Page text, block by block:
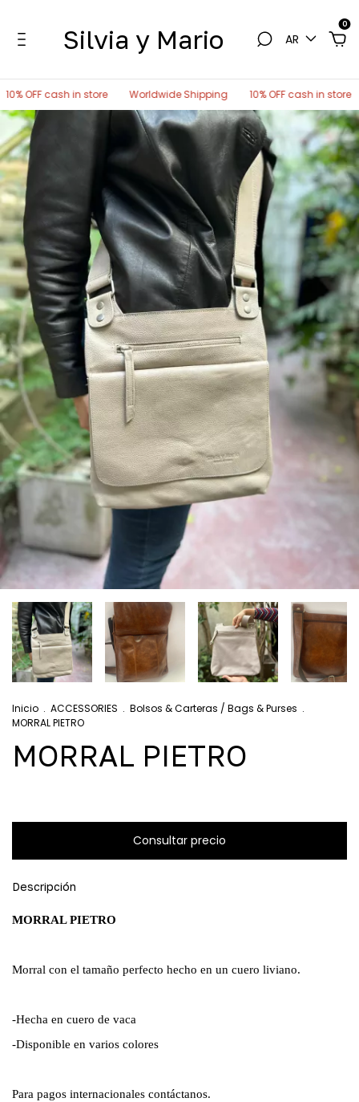
Silvia y Mario AR
0
cash in store Worldwide Shipping 10% OFF cash in store
Inicio . ACCESSORIES . Bolsos & Carteras / Bags & Purses .
MORRAL PIETRO
MORRAL PIETRO
Descripción
MORRAL PIETRO
Morral con el tamaño perfecto hecho en un cuero liviano.
-Hecha en cuero de vaca
-Disponible en varios colores
Para pagos internacionales contáctanos.